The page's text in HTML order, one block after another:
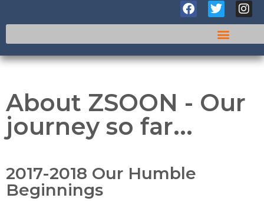
About ZSOON - Our
journey so far...
2017-2018 Our Humble
Beginnings